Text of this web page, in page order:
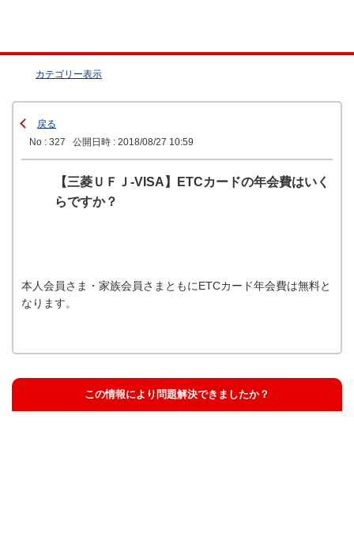
カテゴリー表示
戻る
No : 327
公開日時 : 2018/08/27 10:59
【三菱ＵＦＪ-VISA】ETCカードの年会費はいく
らですか？
本人会員さま・家族会員さまともにETCカード年会費は無料と
なります。
この情報により問題解決できましたか？